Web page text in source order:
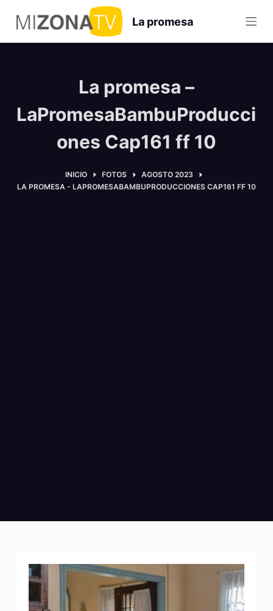
S
a
l
La promesa
La promesa –
LaPromesaBambuProducci
ones Cap161 ff 10
INICIO FOTOS
AGOSTO 2023
LA PROMESA - LAPROMESABAMBUPRODUCCIONES CAP161 FF 10